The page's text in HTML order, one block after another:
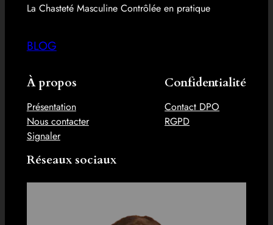
La Chasteté Masculine Contrôlée en pratique
BLOG
À propos
Présentation
Nous contacter
Signaler
Confidentialité
Contact DPO
RGPD
Réseaux sociaux